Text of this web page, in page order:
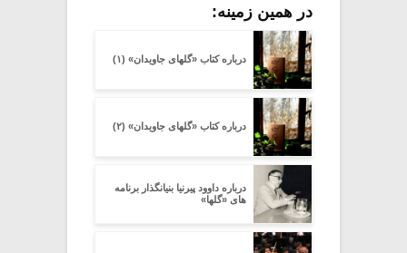
در همین زمینه:
درباره کتاب «گلهای جاویدان» (۱)
درباره کتاب «گلهای جاویدان» (۲)
درباره داوود پیرنیا بنیانگذار برنامه
های «گلها»